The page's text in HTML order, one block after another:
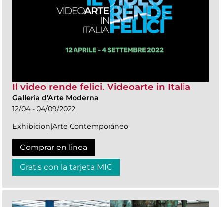
Il video rende felici. Videoarte in Italia
Galleria d'Arte Moderna
12/04 - 04/09/2022
Exhibicion|Arte Contemporáneo
Comprar en linea
Gratis con la tarjeta MIC